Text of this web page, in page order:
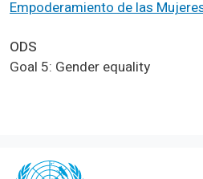
Empoderamiento de las
ODS
Goal 5: Gender equality